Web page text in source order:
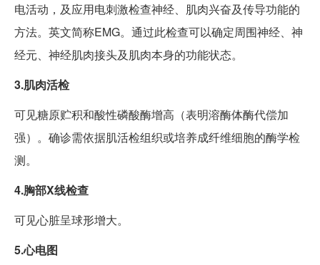
电活动，及应用电刺激检查神经、肌肉兴奋及传导功能的
方法。英文简称EMG。通过此检查可以确定周围神经、神
经元、神经肌肉接头及肌肉本身的功能状态。
3.肌肉活检
可见糖原贮积和酸性磷酸酶增高（表明溶酶体酶代偿加
强）。确诊需依据肌活检组织或培养成纤维细胞的酶学检
测。
4.胸部X线检查
可见心脏呈球形增大。
5.心电图